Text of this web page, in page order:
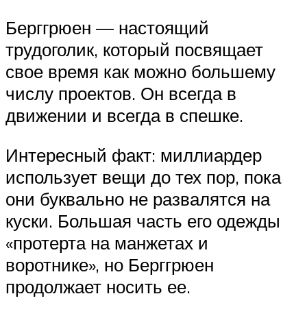
Берггрюен — настоящий
трудоголик, который посвящает
свое время как можно большему
числу проектов. Он всегда в
движении и всегда в спешке.
Интересный факт: миллиардер
использует вещи до тех пор, пока
они буквально не развалятся на
куски. Большая часть его одежды
«протерта на манжетах и
воротнике», но Берггрюен
продолжает носить ее.